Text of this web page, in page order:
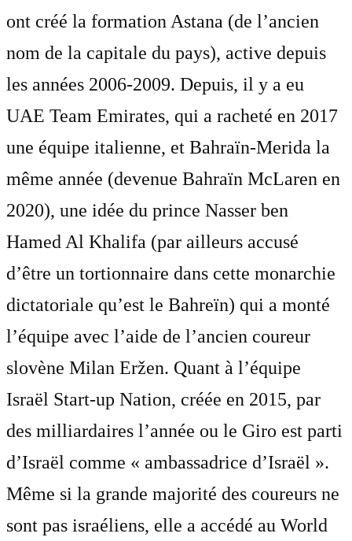
ont créé la formation Astana (de l’ancien
nom de la capitale du pays), active depuis
les années 2006-2009. Depuis, il y a eu
UAE Team Emirates, qui a racheté en 2017
une équipe italienne, et Bahraïn-Merida la
même année (devenue Bahraïn McLaren en
2020), une idée du prince Nasser ben
Hamed Al Khalifa (par ailleurs accusé
d’être un tortionnaire dans cette monarchie
dictatoriale qu’est le Bahreïn) qui a monté
l’équipe avec l’aide de l’ancien coureur
slovène Milan Eržen. Quant à l’équipe
Israël Start-up Nation, créée en 2015, par
des milliardaires l’année ou le Giro est parti
d’Israël comme « ambassadrice d’Israël ».
Même si la grande majorité des coureurs ne
sont pas israéliens, elle a accédé au World